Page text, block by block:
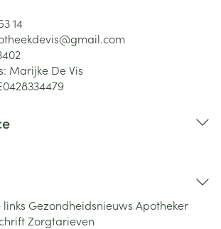
14
gmail.com
Marijke De Vis
Gezondheidsnieuws Apotheker
Zorgtarieven